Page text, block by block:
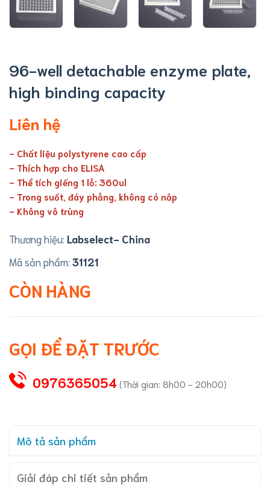
96-well detachable enzyme plate,
high binding capacity
Liên hệ
- Chất liệu polystyrene cao cấp
- Thích hợp cho ELISA
- Thể tích giếng 1 lỗ: 360ul
- Trong suốt, đáy phẳng, không có nắp
- Không vô trùng
Thương hiệu: Labselect- China
Mã sản phẩm: 31121
CÒN HÀNG
GỌI ĐỂ ĐẶT TRƯỚC
0976365054 (Thời gian: 8h00 - 20h00)
Mô tả sản phẩm
Giải đáp chi tiết sản phẩm